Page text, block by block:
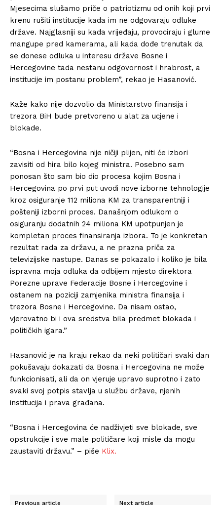
Mjesecima slušamo priče o patriotizmu od onih koji prvi
krenu rušiti institucije kada im ne odgovaraju odluke
države. Najglasniji su kada vrijeđaju, provociraju i glume
mangupe pred kamerama, ali kada dođe trenutak da
se donese odluka u interesu države Bosne i
Hercegovine tada nestanu odgovornost i hrabrost, a
institucije im postanu problem”, rekao je Hasanović.
Kaže kako nije dozvolio da Ministarstvo finansija i
trezora BiH bude pretvoreno u alat za ucjene i
blokade.
“Bosna i Hercegovina nije ničiji plijen, niti će izbori
zavisiti od hira bilo kojeg ministra. Posebno sam
ponosan što sam bio dio procesa kojim Bosna i
Hercegovina po prvi put uvodi nove izborne tehnologije
kroz osiguranje 112 miliona KM za transparentniji i
pošteniji izborni proces. Današnjom odlukom o
osiguranju dodatnih 24 miliona KM upotpunjen je
kompletan proces finansiranja izbora. To je konkretan
rezultat rada za državu, a ne prazna priča za
televizijske nastupe. Danas se pokazalo i koliko je bila
ispravna moja odluka da odbijem mjesto direktora
Porezne uprave Federacije Bosne i Hercegovine i
ostanem na poziciji zamjenika ministra finansija i
trezora Bosne i Hercegovine. Da nisam ostao,
vjerovatno bi i ova sredstva bila predmet blokada i
političkih igara.”
Hasanović je na kraju rekao da neki političari svaki dan
pokušavaju dokazati da Bosna i Hercegovina ne može
funkcionisati, ali da on vjeruje upravo suprotno i zato
svaki svoj potpis stavlja u službu države, njenih
institucija i prava građana.
“Bosna i Hercegovina će nadživjeti sve blokade, sve
opstrukcije i sve male političare koji misle da mogu
zaustaviti državu.” – piše Klix.
Previous article Next article